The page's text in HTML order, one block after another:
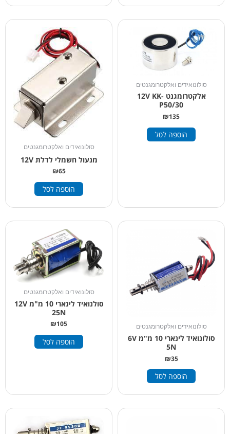
סולונואידים ואלקטרומגנטים
אלקטרומגנט 12V KK-
P50/30
₪135
הוספה לסל
סולונואידים ואלקטרומגנטים
מנעול חשמלי לדלת 12V
₪65
הוספה לסל
סולונואידים ואלקטרומגנטים
סולונואיד לינארי 10 מ"מ 6V
5N
₪35
הוספה לסל
סולונואידים ואלקטרומגנטים
סולנואיד לינארי 10 מ"מ 12V
25N
₪105
הוספה לסל